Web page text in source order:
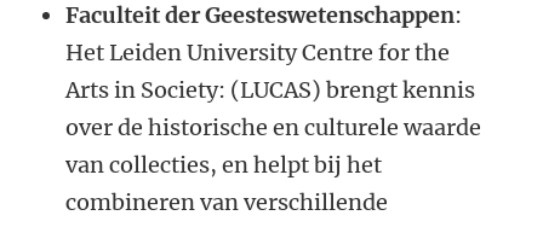
Faculteit der Geesteswetenschappen:
Het Leiden University Centre for the
Arts in Society: (LUCAS) brengt kennis
over de historische en culturele waarde
van collecties, en helpt bij het
combineren van verschillende